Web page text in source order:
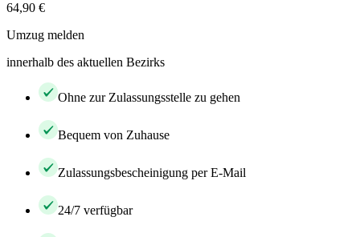
64,90 €
Umzug melden
innerhalb des aktuellen Bezirks
Ohne zur Zulassungsstelle zu gehen
Bequem von Zuhause
Zulassungsbescheinigung per E-Mail
24/7 verfügbar